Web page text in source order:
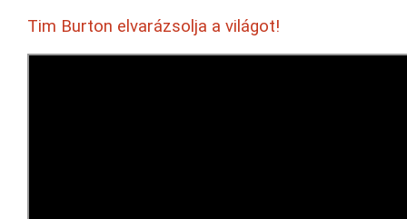
Tim Burton elvarázsolja a világot!